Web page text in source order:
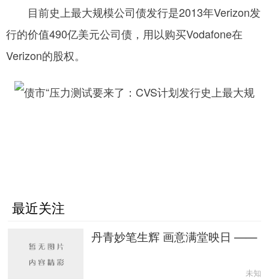
网
目前史上最大规模公司债发行是2013年Verizon发
行的价值490亿美元公司债，用以购买Vodafone在
Verizon的股权。
最近关注
丹青妙笔生辉 画意满堂映日 ——
未知